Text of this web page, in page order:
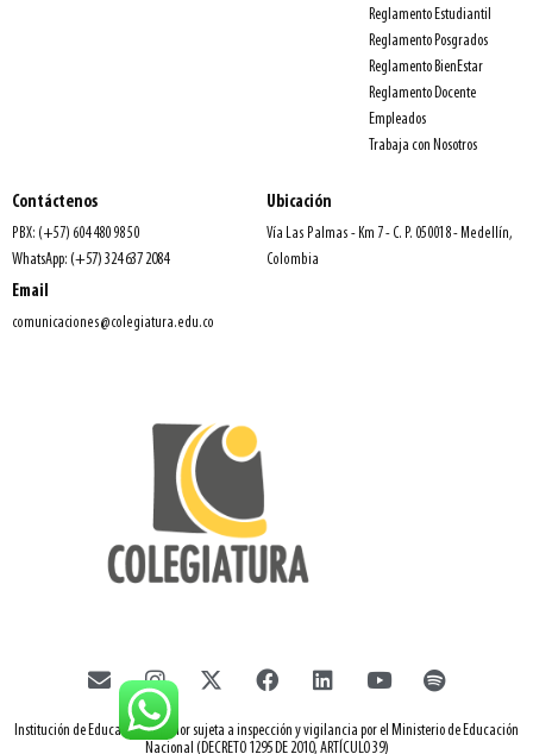
Reglamento Estudiantil
Reglamento Posgrados
Reglamento BienEstar
Reglamento Docente
Empleados
Trabaja con Nosotros
Contáctenos
PBX: (+57) 604 480 98 50
WhatsApp: (+57) 324 637 2084
Email
comunicaciones@colegiatura.edu.co
Ubicación
Vía Las Palmas - Km 7 - C. P. 050018 - Medellín,
Colombia
Institución de Educación Superior sujeta a inspección y vigilancia por el Ministerio de Educación
Nacional (DECRETO 1295 DE 2010, ARTÍCULO 39)